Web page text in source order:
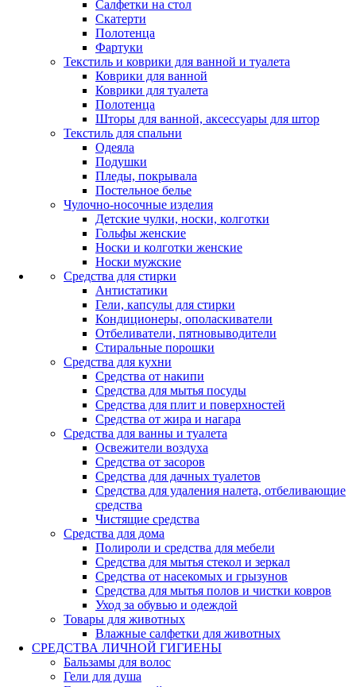
Салфетки на стол
Скатерти
Полотенца
Фартуки
Текстиль и коврики для ванной и туалета
Коврики для ванной
Коврики для туалета
Полотенца
Шторы для ванной, аксессуары для штор
Текстиль для спальни
Одеяла
Подушки
Пледы, покрывала
Постельное белье
Чулочно-носочные изделия
Детские чулки, носки, колготки
Гольфы женские
Носки и колготки женские
Носки мужские
Средства для стирки
Антистатики
Гели, капсулы для стирки
Кондиционеры, ополаскиватели
Отбеливатели, пятновыводители
Стиральные порошки
Средства для кухни
Средства от накипи
Средства для мытья посуды
Средства для плит и поверхностей
Средства от жира и нагара
Средства для ванны и туалета
Освежители воздуха
Средства от засоров
Средства для дачных туалетов
Средства для удаления налета, отбеливающие
средства
Чистящие средства
Средства для дома
Полироли и средства для мебели
Средства для мытья стекол и зеркал
Средства от насекомых и грызунов
Средства для мытья полов и чистки ковров
Уход за обувью и одеждой
Товары для животных
Влажные салфетки для животных
СРЕДСТВА ЛИЧНОЙ ГИГИЕНЫ
Бальзамы для волос
Гели для душа